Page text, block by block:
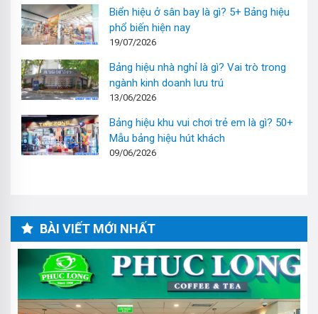
Biển hiệu ở sân bay là gì? 5+ Bảng hiệu
phổ biến hiện nay
19/07/2026
Bảng hiệu nhà nghỉ là gì? Vai trò trong
ngành kinh doanh lưu trú
13/06/2026
Bảng hiệu khu vui chơi trẻ em là gì? 50+
Mẫu bảng hiệu hút khách
09/06/2026
BÀI VIẾT MỚI NHẤT